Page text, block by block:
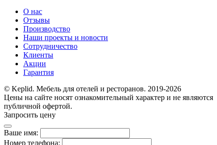
О нас
Отзывы
Производство
Наши проекты и новости
Сотрудничество
Клиенты
Акции
Гарантия
© Keplid. Мебель для отелей и ресторанов. 2019-2026
Цены на сайте носят ознакомительный характер и не являются
публичной офертой.
Запросить цену
Ваше имя:
Номер телефона: